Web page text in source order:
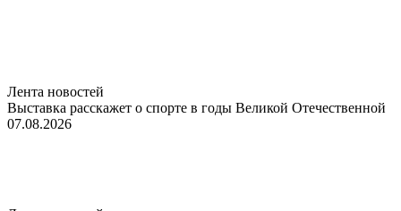
Лента новостей
Выставка расскажет о спорте в годы Великой Отечественной
07.08.2026